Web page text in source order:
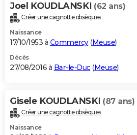
Joel KOUDLANSKI (62 ans)
Créer une cagnotte obsèques
Naissance
17/10/1953 à Commercy(Meuse)
Décès
27/08/2016 à Bar-le-Duc(Meuse)
Gisele KOUDLANSKI (87 ans)
Créer une cagnotte obsèques
Naissance